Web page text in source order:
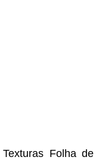
Folha de